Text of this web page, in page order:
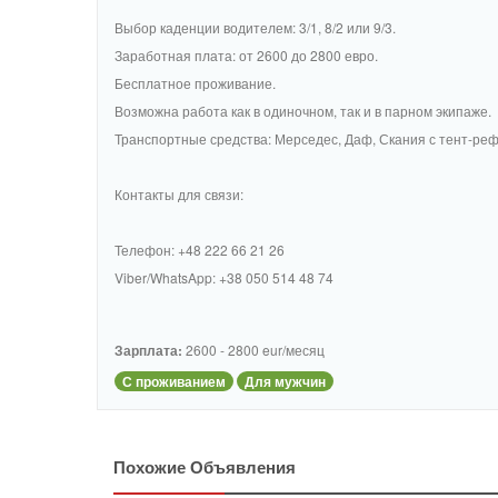
Выбор каденции водителем: 3/1, 8/2 или 9/3.
Заработная плата: от 2600 до 2800 евро.
Бесплатное проживание.
Возможна работа как в одиночном, так и в парном экипаже.
Транспортные средства: Мерседес, Даф, Скания с тент-
Контакты для связи:
Телефон: +48 222 66 21 26
Viber/WhatsApp: +38 050 514 48 74
Зарплата: 2600 - 2800 eur/месяц
С проживанием Для мужчин
Похожие Объявления